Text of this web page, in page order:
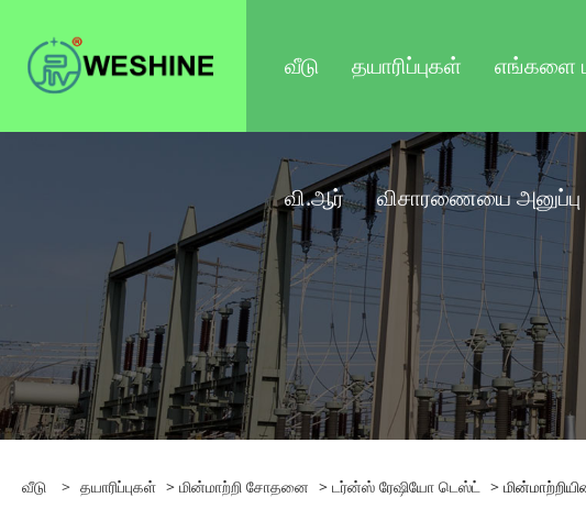
வீடு தயாரிப்புகள் எங்களை
வி.ஆர் விசாரணையை அனுப்பு
வீடு > தயாரிப்புகள் > மின்மாற்றி சோதனை > டர்ன்ஸ் ரேஷியோ டெஸ்ட் >